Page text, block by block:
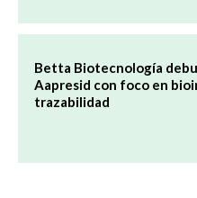
Betta Biotecnología
Aapresid con foco en
trazabilidad